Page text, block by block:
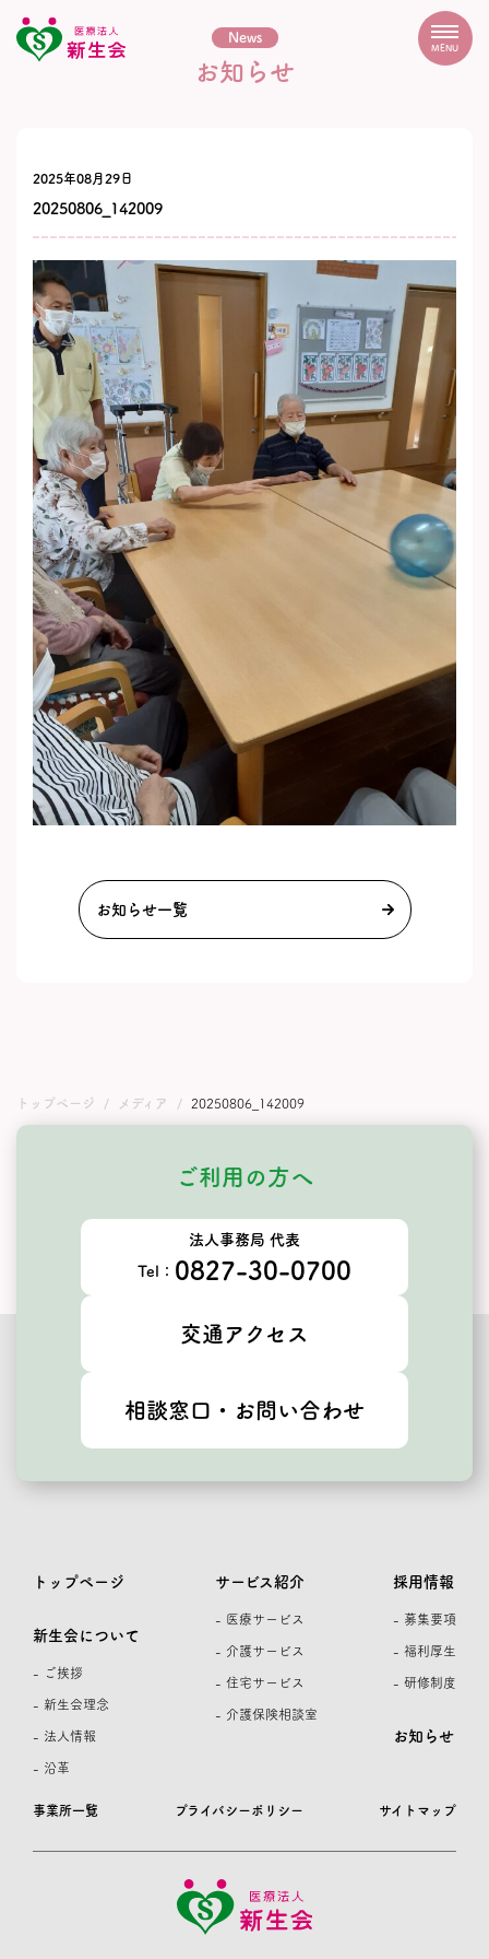
MENU
News
お知らせ
2025年08月29日
20250806_142009
お知らせ一覧
トップページ メディア 20250806_142009
ご利用の方へ
法人事務局 代表
Tel： 0827-30-0700
交通アクセス
相談窓口・お問い合わせ
事業所一覧 プライバシーポリシー サイトマップ
トップページ
新生会について
- ご挨拶
- 新生会理念
- 法人情報
- 沿革
サービス紹介
- 医療サービス
- 介護サービス
- 住宅サービス
- 介護保険相談室
採用情報
- 募集要項
- 福利厚生
- 研修制度
お知らせ